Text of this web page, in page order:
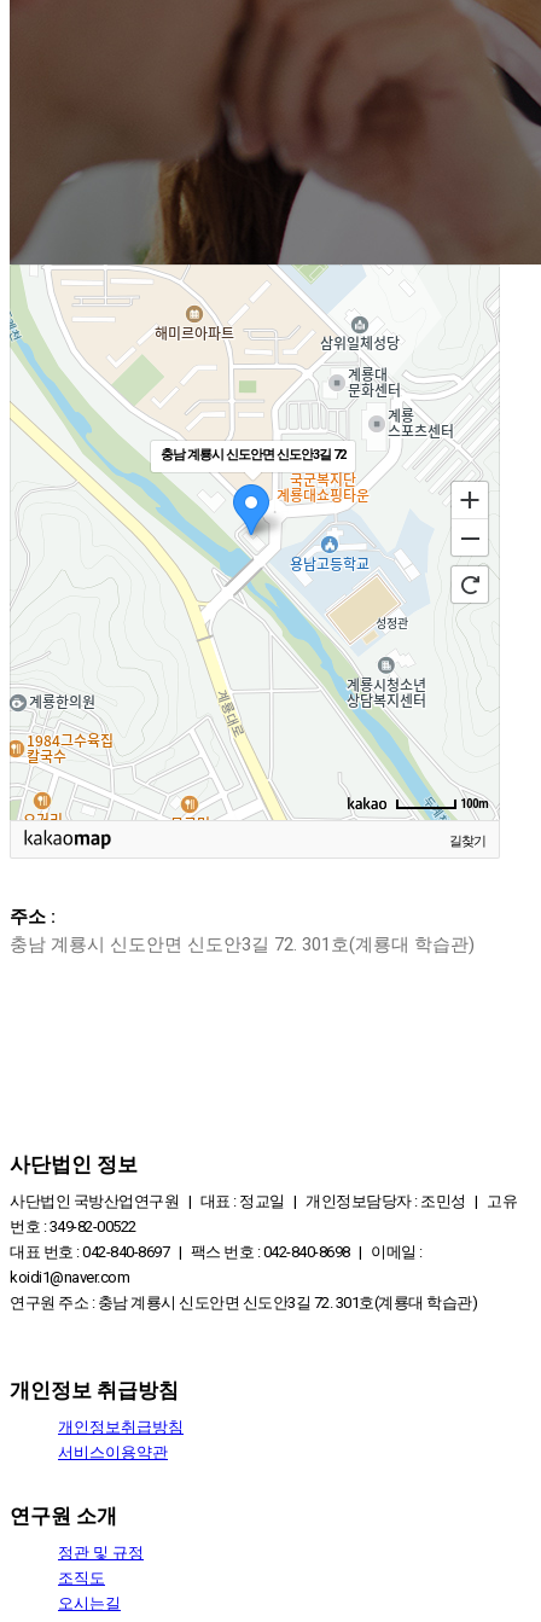
오시는길 충남 계룡시 신도안면 신도안3길 72
100m
길찾기
주소 :
충남 계룡시 신도안면 신도안3길 72. 301호(계룡대 학습관)
사단법인 정보
사단법인 국방산업연구원 | 대표 : 정교일 | 개인정보담당자 : 조민성 | 고유
번호 : 349-82-00522
대표 번호 : 042-840-8697 | 팩스 번호 : 042-840-8698 | 이메일 :
koidi1@naver.com
연구원 주소 : 충남 계룡시 신도안면 신도안3길 72. 301호(계룡대 학습관)
개인정보 취급방침
개인정보취급방침
서비스이용약관
연구원 소개
정관 및 규정
조직도
오시는길